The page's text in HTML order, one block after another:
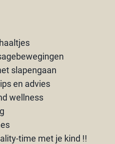
slapengaan
en advies
wellness
time met je kind !!